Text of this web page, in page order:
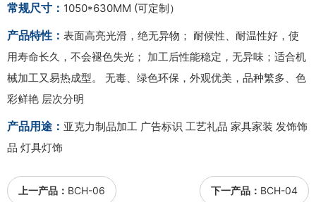
常规尺寸： 1050*630MM (可定制）
产品特性： 表面高亮光滑，绝无异物； 耐候性、耐温性好，使
用寿命长久，不会褪色失光； 加工后性能稳定，无异味；适合机
械加工又易热成型。 无毒、绿色环保，外观优美，品种繁多、色
彩鲜艳 层次分明
产品用途： 亚克力制品加工 广告标识 工艺礼品 家具家装 发饰饰
品 灯具灯饰
上一产品： BCH-06 下一产品： BCH-04